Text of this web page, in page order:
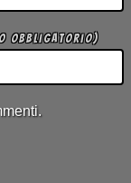
obbligatorio)